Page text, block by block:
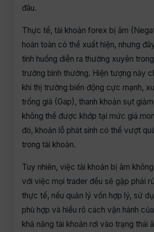
đâu.
Thực tế, tài khoản forex bị âm
hoàn toàn có thể xuất hiện, nhưng
tình huống diễn ra thường xuyên
trường bình thường. Hiện tượng này
khi thị trường biến động cực mạnh,
trống giá (Gap), thanh khoản sụt
không thể được khớp tại mức giá
đó, khoản lỗ phát sinh có thể vượt
trong tài khoản.
Tuy nhiên, việc tài khoản bị âm
với việc mọi trader đều sẽ gặp phải
thực tế, nếu quản lý vốn hợp lý, sử
phù hợp và hiểu rõ cách vận hành
khả năng tài khoản rơi vào trạng thái